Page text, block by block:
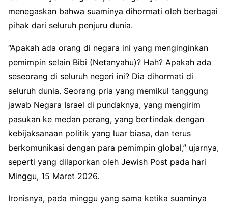
menegaskan bahwa suaminya dihormati oleh berbagai
pihak dari seluruh penjuru dunia.
“Apakah ada orang di negara ini yang menginginkan
pemimpin selain Bibi (Netanyahu)? Hah? Apakah ada
seseorang di seluruh negeri ini? Dia dihormati di
seluruh dunia. Seorang pria yang memikul tanggung
jawab Negara Israel di pundaknya, yang mengirim
pasukan ke medan perang, yang bertindak dengan
kebijaksanaan politik yang luar biasa, dan terus
berkomunikasi dengan para pemimpin global,” ujarnya,
seperti yang dilaporkan oleh Jewish Post pada hari
Minggu, 15 Maret 2026.
Ironisnya, pada minggu yang sama ketika suaminya